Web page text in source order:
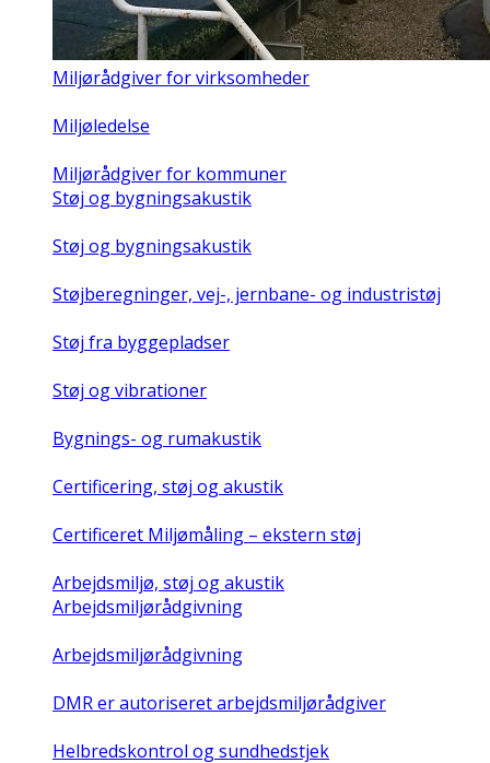
Miljørådgiver for virksomheder
Miljøledelse
Miljørådgiver for kommuner
Støj og bygningsakustik
Støj og bygningsakustik
Støjberegninger, vej-, jernbane- og industristøj
Støj fra byggepladser
Støj og vibrationer
Bygnings- og rumakustik
Certificering, støj og akustik
Certificeret Miljømåling – ekstern støj
Arbejdsmiljø, støj og akustik
Arbejdsmiljørådgivning
Arbejdsmiljørådgivning
DMR er autoriseret arbejdsmiljørådgiver
Helbredskontrol og sundhedstjek